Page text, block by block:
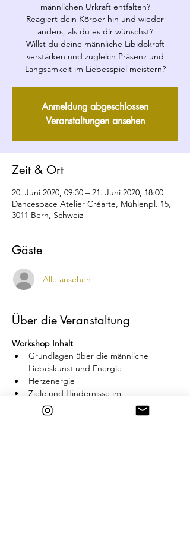
männlichen Urkraft entfalten?
Reagiert dein Körper hin und wieder
anders, als du es dir wünschst?​
​Willst du deine männliche Libidokraft
verstärken und zugleich Präsenz und
Langsamkeit im Liebesspiel meistern?
Anmeldung abgeschlossen
Veranstaltungen ansehen
Zeit & Ort
20. Juni 2020, 09:30 – 21. Juni 2020, 18:00
Dancespace Atelier Créarte, Mühlenpl. 15,
3011 Bern, Schweiz
Gäste
Alle ansehen
Über die Veranstaltung
Workshop Inhalt
Grundlagen über die männliche
Liebeskunst und Energie
Herzenergie
Ziele und Hindernisse im
Geschlechtsakt
Sanfte und animalische Seite der Lust